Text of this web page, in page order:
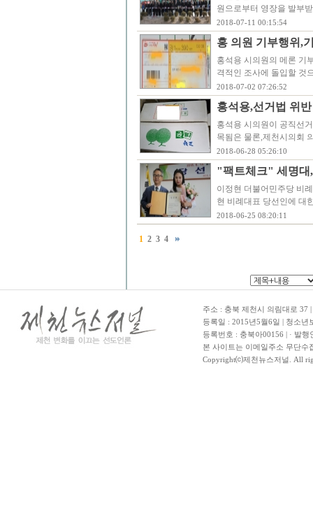
원으로부터 영장을 발부
2018-07-11 00:15:54
홍 의원 기부행위,
홍석용 시의원의 메론 기
격적인 조사에 돌입할 것
2018-07-02 07:26:52
홍석용,선거법 위
홍석용 시의원이 공직선
목됨은 물론,제천시의회
2018-06-28 05:26:10
"팩트체크" 세명대
이정현 더불어민주당 비
현 비례대표 당선인에 대
2018-06-25 08:20:11
1 2 3 4
주소 : 충북 제천시 의림대로 37
등록일 : 2015년5월6일 | 청소
등록번호 : 충북아00156 | · 발
본 사이트는 이메일주소 무단수
Copyright⒞제천뉴스저널. All